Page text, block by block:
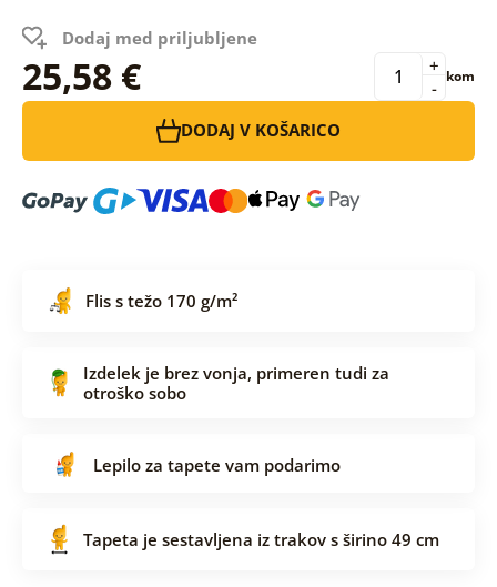
Dodaj med priljubljene
25,58 € -
+ kom
DODAJ V KOŠARICO
Flis s težo 170 g/m²
Izdelek je brez vonja, primeren tudi za
otroško sobo
Lepilo za tapete vam podarimo
Tapeta je sestavljena iz trakov s širino 49 cm